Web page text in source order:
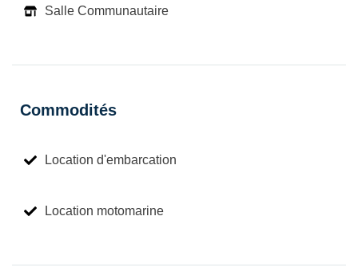
Salle Communautaire
Commodités
Location d'embarcation
Location motomarine